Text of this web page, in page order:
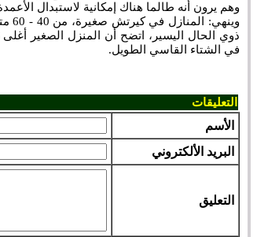
وهم يرون أنه طالما هناك إمكانية لاستبدال
ذوي الحال اليسير، اتضح أن المنزل الصغير
في الشتاء القاسي الطويل.
التعليقات
الأسم
البريد الألكتروني
التعليق